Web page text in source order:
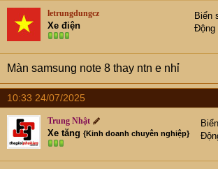
t
i
o
n
s
:
letrungdungcz
Xe điện
Biển
Động
Màn samsung note 8 thay ntn e nhỉ
10:33 24/07/2025
Trung Nhật
Xe tăng {Kinh doanh chuyên nghiệp}